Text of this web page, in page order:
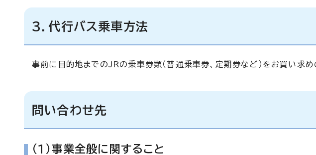
3．代行バス乗車方法
事前に目的地までのJRの乗車券類（普通乗車券、定期券など）をお買い求め
問い合わせ先
(1)事業全般に関すること